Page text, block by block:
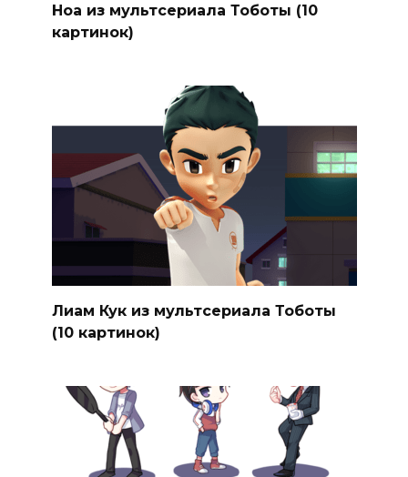
Ноа из мультсериала Тоботы (10
картинок)
Лиам Кук из мультсериала Тоботы
(10 картинок)